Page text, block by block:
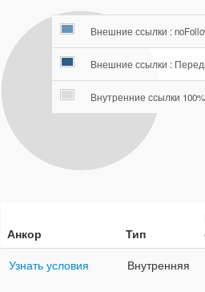
Внешние ссылки :
Внешние ссылки :
Внутренние ссылки 100%
Анкор Тип
Узнать условия
Внутренняя